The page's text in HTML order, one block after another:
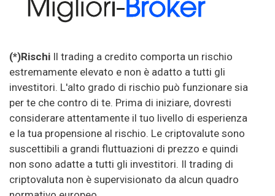
(*)Rischi Il trading a credito comporta un rischio
estremamente elevato e non è adatto a tutti gli
investitori. L'alto grado di rischio può funzionare sia
per te che contro di te. Prima di iniziare, dovresti
considerare attentamente il tuo livello di esperienza
e la tua propensione al rischio. Le criptovalute sono
suscettibili a grandi fluttuazioni di prezzo e quindi
non sono adatte a tutti gli investitori. Il trading di
criptovaluta non è supervisionato da alcun quadro